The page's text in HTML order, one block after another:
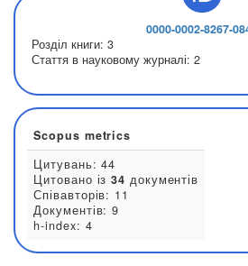
Розділ книги: 3
Стаття в науковому журналі: